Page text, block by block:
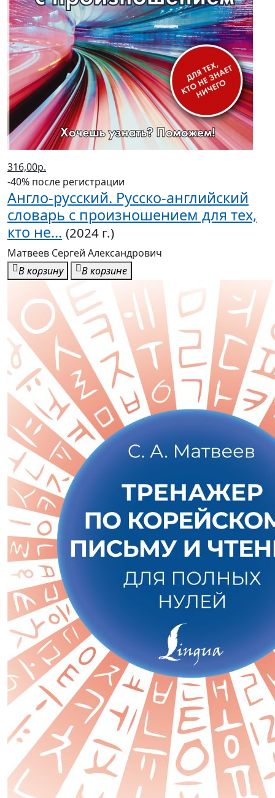
316,00р.
-40% после регистрации
Англо-русский. Русско-английский
словарь с произношением для тех,
кто не... (2024 г.)
Матвеев Сергей Александрович
В корзину
В корзине